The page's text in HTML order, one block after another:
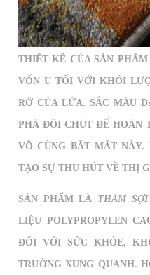
THIẾT KẾ CỦA SẢN
VỐN U TỐI VỚI KHÓI
RỠ CỦA LỬA. SẮC MÀU
PHÁ ĐÔI CHÚT ĐỂ HOÀN
VÔ CÙNG BẮT MẮT
TẠO SỰ THU HÚT VỀ THỊ
SẢN PHẨM LÀ THẢM
LIỆU POLYPROPYLEN
ĐỐI VỚI SỨC KHỎE,
TRƯỜNG XUNG QUANH.